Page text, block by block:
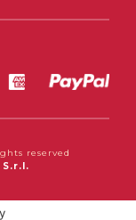
reserved
S.r.l.